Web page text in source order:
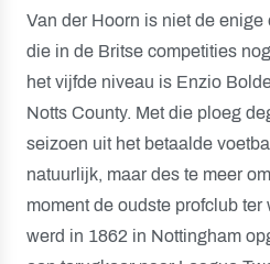
Van der Hoorn is niet de
die in de Britse competities
het vijfde niveau is Enzio
Notts County. Met die ploeg
seizoen uit het betaalde
natuurlijk, maar des te meer
moment de oudste profclub ter
werd in 1862 in Nottingham